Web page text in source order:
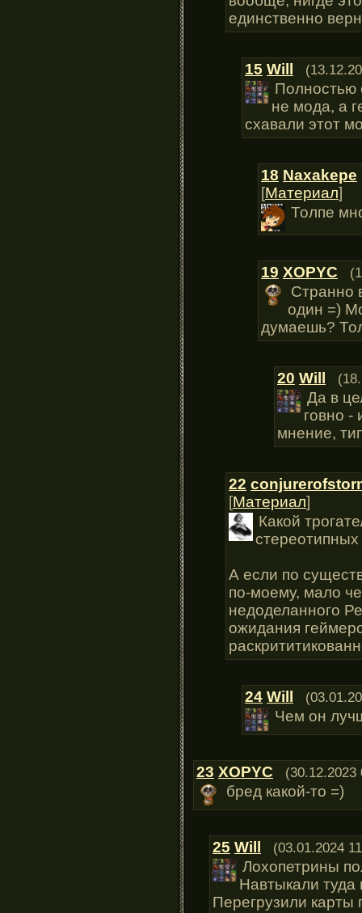
единственно
15 Will
Полностью
не мода, а
схавали этот
18 Naxakepe
[Материал]
Толпе
19 XOPYC
Странно
один =)
думаешь?
20 Will
Да в
говно -
мнение,
22
[Материал]
Какой
А если по
по-моему, мало
недоделанного
ожидания
24 Will
Чем он
23 XOPYC (30.12.2023
бред какой-то =)
25 Will (03.01.2024
Лохопетрины
Навтыкали туда
Перегрузили карты